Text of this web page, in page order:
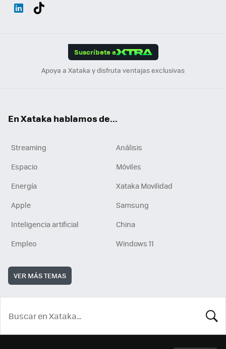
Suscríbete a
Apoya a Xataka y disfruta ventajas exclusivas
En Xataka hablamos de...
Streaming
Análisis
Espacio
Móviles
Energía
Xataka Movilidad
Apple
Samsung
Inteligencia artificial
China
Empleo
Windows 11
VER MÁS TEMAS